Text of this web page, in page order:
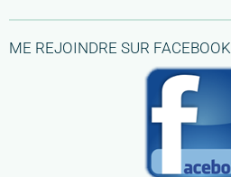
ME REJOINDRE SUR FACEBOOK